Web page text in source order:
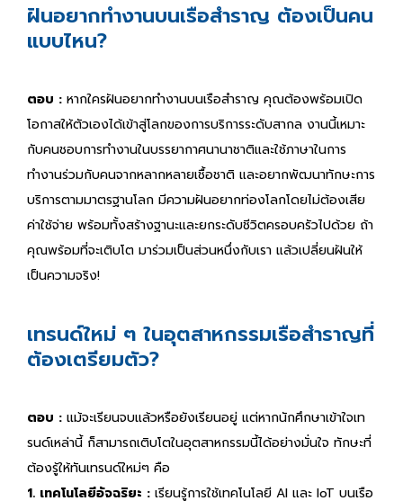
ฝันอยากทำงานบนเรือสำราญ ต้องเป็นคน
แบบไหน?
ตอบ : หากใครฝันอยากทำงานบนเรือสำราญ คุณต้องพร้อมเปิด
โอกาสให้ตัวเองได้เข้าสู่โลกของการบริการระดับสากล งานนี้เหมาะ
กับคนชอบการทำงานในบรรยากาศนานาชาติและใช้ภาษาในการ
ทำงานร่วมกับคนจากหลากหลายเชื้อชาติ และอยากพัฒนาทักษะการ
บริการตามมาตรฐานโลก มีความฝันอยากท่องโลกโดยไม่ต้องเสีย
ค่าใช้จ่าย พร้อมทั้งสร้างฐานะและยกระดับชีวิตครอบครัวไปด้วย ถ้า
คุณพร้อมที่จะเติบโต มาร่วมเป็นส่วนหนึ่งกับเรา แล้วเปลี่ยนฝันให้
เป็นความจริง!
เทรนด์ใหม่ ๆ ในอุตสาหกรรมเรือสำราญที่
ต้องเตรียมตัว?
ตอบ : แม้จะเรียนจบแล้วหรือยังเรียนอยู่ แต่หากนักศึกษาเข้าใจเท
รนด์เหล่านี้ ก็สามารถเติบโตในอุตสาหกรรมนี้ได้อย่างมั่นใจ ทักษะที่
ต้องรู้ให้ทันเทรนด์ใหม่ๆ คือ
1. เทคโนโลยีอัจฉริยะ : เรียนรู้การใช้เทคโนโลยี AI และ IoT บนเรือ